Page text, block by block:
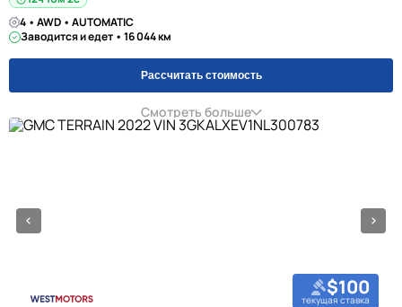
4 • AWD • AUTOMATIC
Заводится и едет • 16 044 км
Рассчитать стоимость
Смотреть больше
$100
текущая ставка